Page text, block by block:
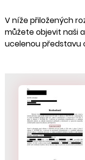
V níže přiložených
můžete objevit naši
ucelenou představu